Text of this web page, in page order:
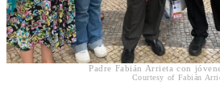
Padre Fabián Arrieta con
Courtesy of Fabián